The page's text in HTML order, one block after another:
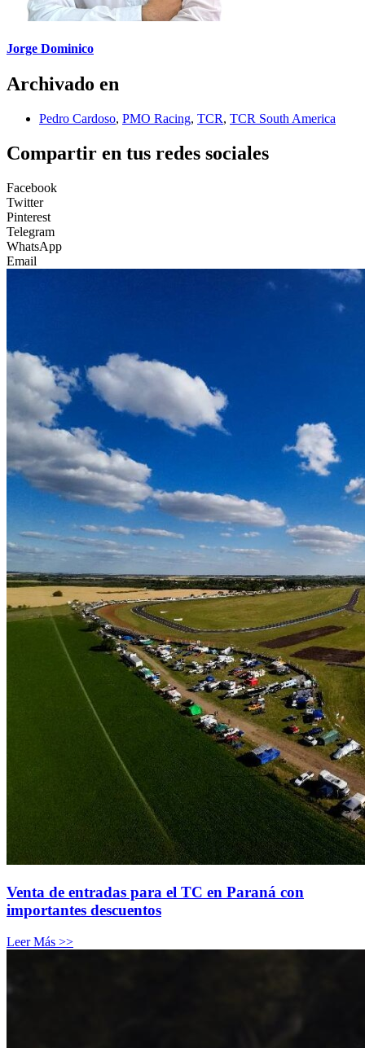
Jorge Dominico
Archivado en
Pedro Cardoso, PMO Racing, TCR, TCR South America
Compartir en tus redes sociales
Facebook
Twitter
Pinterest
Telegram
WhatsApp
Email
Venta de entradas para el TC en Paraná con
importantes descuentos
Leer Más >>